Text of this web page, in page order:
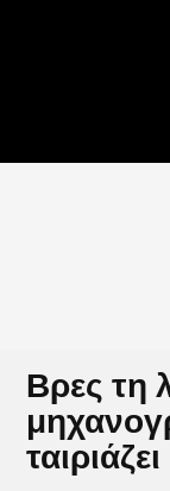
Βρες τη
ταιριάζει